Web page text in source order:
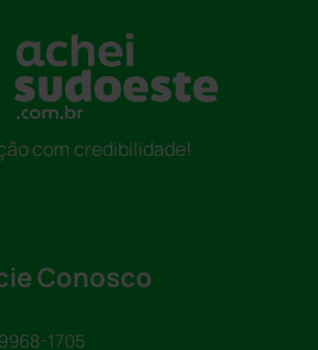
com credibilidade!
Conosco
1705